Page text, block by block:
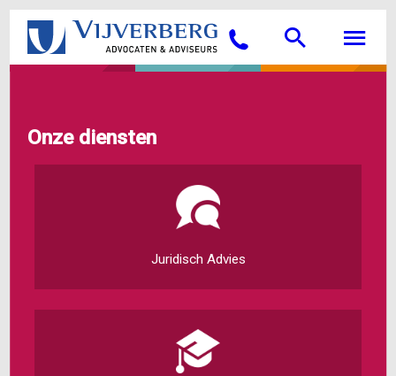
Overslaan
de
Bellen Search
Onze diensten
Juridisch Advies